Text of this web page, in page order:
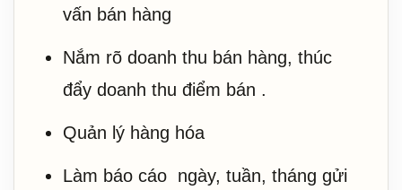
vấn bán hàng
Nắm rõ doanh thu bán hàng, thúc
đẩy doanh thu điểm bán .
Quản lý hàng hóa
Làm báo cáo ngày, tuần, tháng gửi